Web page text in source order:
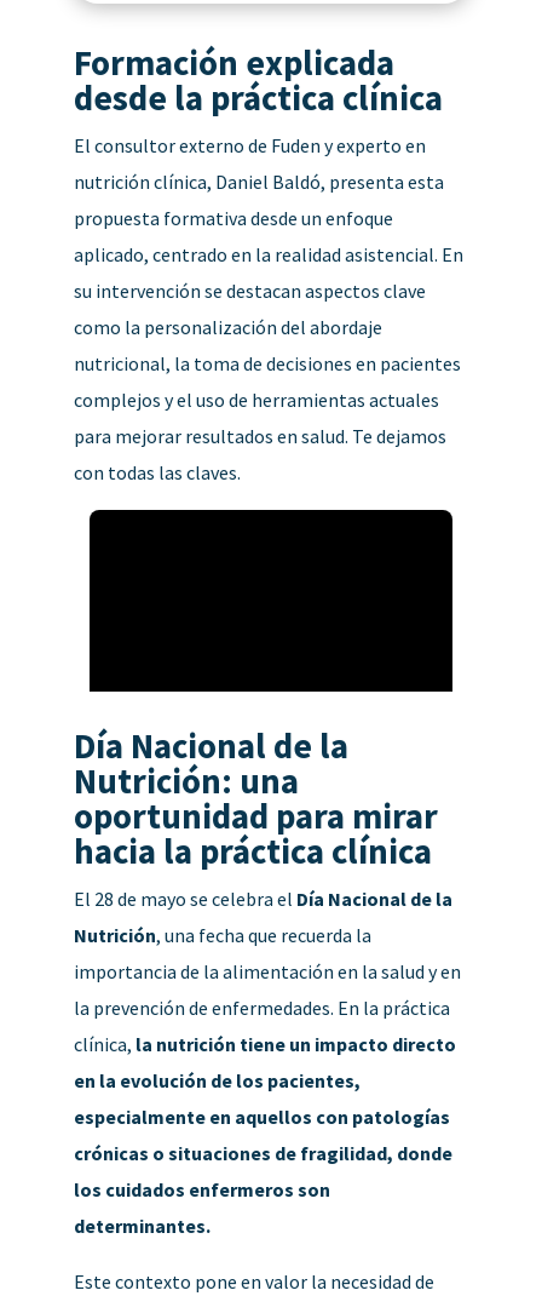
Formación explicada
desde la práctica clínica
El consultor externo de Fuden y experto en
nutrición clínica, Daniel Baldó, presenta esta
propuesta formativa desde un enfoque
aplicado, centrado en la realidad asistencial. En
su intervención se destacan aspectos clave
como la personalización del abordaje
nutricional, la toma de decisiones en pacientes
complejos y el uso de herramientas actuales
para mejorar resultados en salud. Te dejamos
con todas las claves.
Día Nacional de la
Nutrición: una
oportunidad para mirar
hacia la práctica clínica
El 28 de mayo se celebra el Día Nacional de la
Nutrición, una fecha que recuerda la
importancia de la alimentación en la salud y en
la prevención de enfermedades. En la práctica
clínica, la nutrición tiene un impacto directo
en la evolución de los pacientes,
especialmente en aquellos con patologías
crónicas o situaciones de fragilidad, donde
los cuidados enfermeros son
determinantes.
Este contexto pone en valor la necesidad de